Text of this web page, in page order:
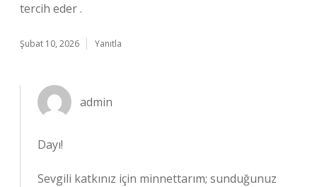
tercih eder .
Şubat 10, 2026 Yanıtla
admin
Dayı!
Sevgili katkınız için minnettarım; sunduğunuz